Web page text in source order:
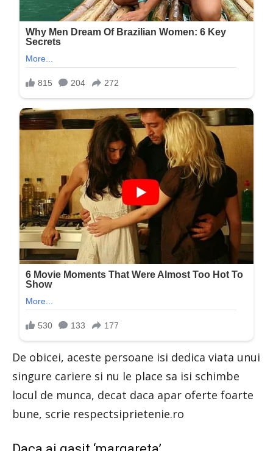
De obicei, aceste persoane isi dedica viata unui
singure cariere si nu le place sa isi schimbe
locul de munca, decat daca apar oferte foarte
bune, scrie respectsiprietenie.ro